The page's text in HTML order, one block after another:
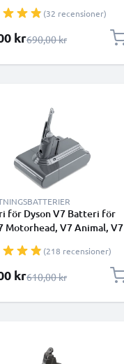
2500mAh 22.8v från
- Batteri med skruvar
(32 recensioner)
krOrdinarie pris
690,00 kr
för Dyson V7 Batteri för
Motorhead, V7 Animal, V7
SV11 Type B (Dyson
02) (21,6 V, 2500 mAh)
- Batteri med
(218 recensioner)
krOrdinarie pris
610,00 kr